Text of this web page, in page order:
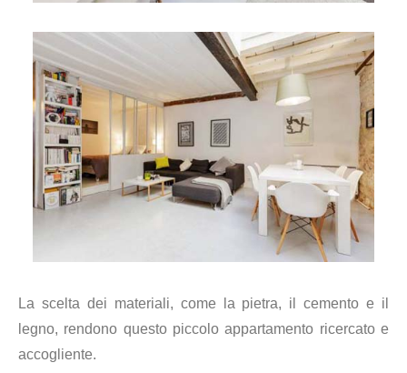
La scelta dei materiali, come la pietra, il cemento e il
legno, rendono questo piccolo appartamento ricercato e
accogliente.